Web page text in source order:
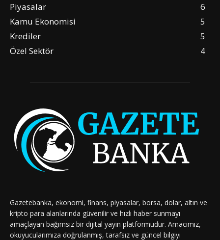
Piyasalar
6
Kamu Ekonomisi
5
Krediler
5
Özel Sektör
4
Gazetebanka, ekonomi, finans, piyasalar, borsa, dolar, altın ve
kripto para alanlarında güvenilir ve hızlı haber sunmayı
amaçlayan bağımsız bir dijital yayın platformudur. Amacımız,
okuyucularımıza doğrulanmış, tarafsız ve güncel bilgiyi